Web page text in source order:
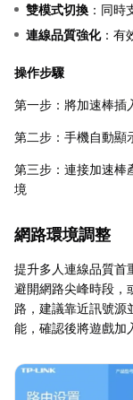
雙模式切換 ：同
連線品質強化：有
操作步驟
第一步：將加速棒插
第二步：手機自動顯
第三步：連接加速棒
境
網路環境調整
提升多人連線品質首
避開網路尖峰時段，
路，建議靠近訊號源
能，確認後將遊戲加